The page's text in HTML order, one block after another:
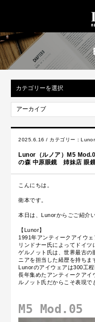
カテゴリーを選択
アーカイブ
2025.6.16 / カテゴリー：
Lunor（ルノア）M5
の森 中原眼鏡 姉妹店 眼
こんにちは。
衛本です。
本日は、Lunorからごご紹介
【Lunor】
1991年アンティークアイウ
リンドナー氏によってドイツ
ゲルノット氏は、世界最古
ニアを担当した経歴を持ちま
Lunorのアイウェアは300工
長年集めたアンティークアイ
ルノット氏だからこそ表現で
M5 Mod.05